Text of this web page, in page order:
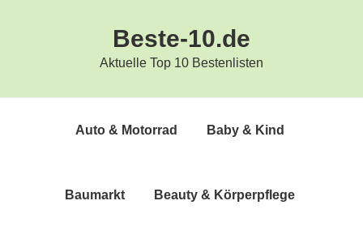
Beste-10.de
Aktuelle Top 10 Bestenlisten
Auto & Motorrad Baby & Kind
Bau­markt Beau­ty & Körperpflege